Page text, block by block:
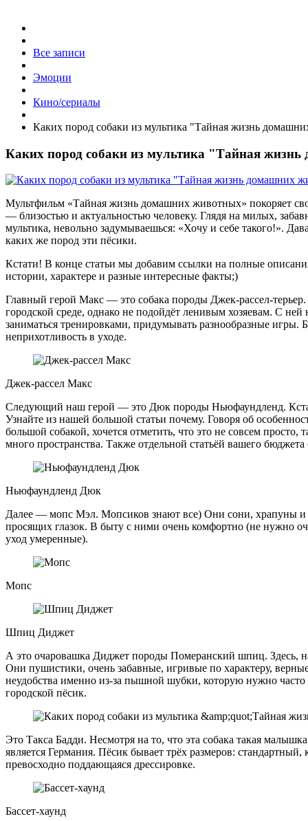
Все записи
Эмоции
Кино/сериалы
Каких пород собаки из мультика "Тайная жизнь
Каких пород собаки из мультика "Тайная
Мультфильм «Тайная жизнь домашних животных» покоряет
— близостью и актуальностью человеку. Глядя на милых,
мультика, невольно задумываешься: «Хочу и себе такого!».
каких же пород эти пёсики.
Кстати! В конце статьи мы добавим ссылки на полные
истории, характере и разные интересные факты;)
Главный герой Макс — это собака породы Джек-рассел-
городской среде, однако не подойдёт ленивым хозяевам. С
заниматься тренировками, придумывать разнообразные игры.
неприхотливость в уходе.
Джек-рассел Макс
Следующий наш герой — это Дюк породы Ньюфаундленд.
Узнайте из нашей большой статьи почему. Говоря об
большой собакой, хочется отметить, что это не совсем
много пространства. Также отдельной статьёй вашего бюджета
Ньюфаундленд Дюк
Далее — мопс Мэл. Мопсиков знают все) Они сони, храпуны
просящих глазок. В быту с ними очень комфортно (не нужно
уход умеренные).
Мопс
Шпиц Диджет
А это очаровашка Диджет породы Померанский шпиц. Здесь,
Они пушистики, очень забавные, игривые по характеру,
неудобства именно из-за пышной шубки, которую нужно
городской пёсик.
Это Такса Бадди. Несмотря на то, что эта собака такая
является Германия. Пёсик бывает трёх размеров:
превосходно поддающаяся дрессировке.
Бассет-хаунд